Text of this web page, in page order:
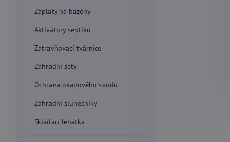
Záplaty na bazény
Aktivátory septiků
Zatravňovací tvárnice
Zahradní sety
Ochrana okapového svodu
Zahradní slunečníky
Skládací lehátka